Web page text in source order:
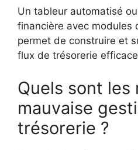
Un tableur automatisé
financière avec modules
permet de construire et
flux de trésorerie
Quels sont les
mauvaise
trésorerie ?